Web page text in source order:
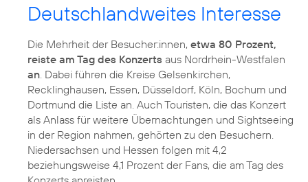
Deutschlandweites Interesse
Die Mehrheit der Besucher:innen, etwa 80 Prozent,
reiste am Tag des Konzerts aus Nordrhein-Westfalen
an. Dabei führen die Kreise Gelsenkirchen,
Recklinghausen, Essen, Düsseldorf, Köln, Bochum und
Dortmund die Liste an. Auch Touristen, die das Konzert
als Anlass für weitere Übernachtungen und Sightseeing
in der Region nahmen, gehörten zu den Besuchern.
Niedersachsen und Hessen folgen mit 4,2
beziehungsweise 4,1 Prozent der Fans, die am Tag des